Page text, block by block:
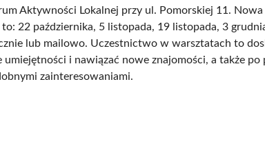
Aktywności Lokalnej przy ul. Pomorskiej 11.
22 października, 5 listopada, 19 listopada, 3
lub mailowo. Uczestnictwo w warsztatach to
i nawiązać nowe znajomości, a także po
zainteresowaniami.